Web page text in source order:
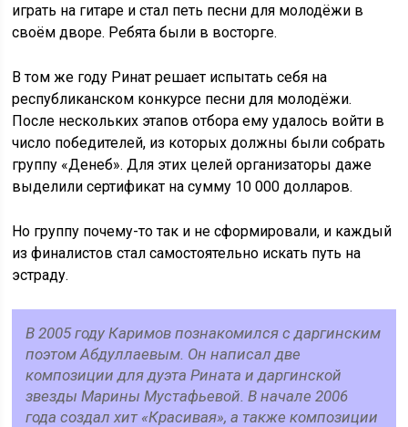
играть на гитаре и стал петь песни для молодёжи в
своём дворе. Ребята были в восторге.
В том же году Ринат решает испытать себя на
республиканском конкурсе песни для молодёжи.
После нескольких этапов отбора ему удалось войти в
число победителей, из которых должны были собрать
группу «Денеб». Для этих целей организаторы даже
выделили сертификат на сумму 10 000 долларов.
Но группу почему-то так и не сформировали, и каждый
из финалистов стал самостоятельно искать путь на
эстраду.
В 2005 году Каримов познакомился с даргинским
поэтом Абдуллаевым. Он написал две
композиции для дуэта Рината и даргинской
звезды Марины Мустафьевой. В начале 2006
года создал хит «Красивая», а также композиции